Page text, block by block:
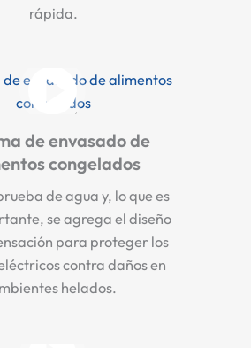
rápida.
de envasado de
congelados
de agua y, lo que es
se agrega el diseño
para proteger los
contra daños en
helados.